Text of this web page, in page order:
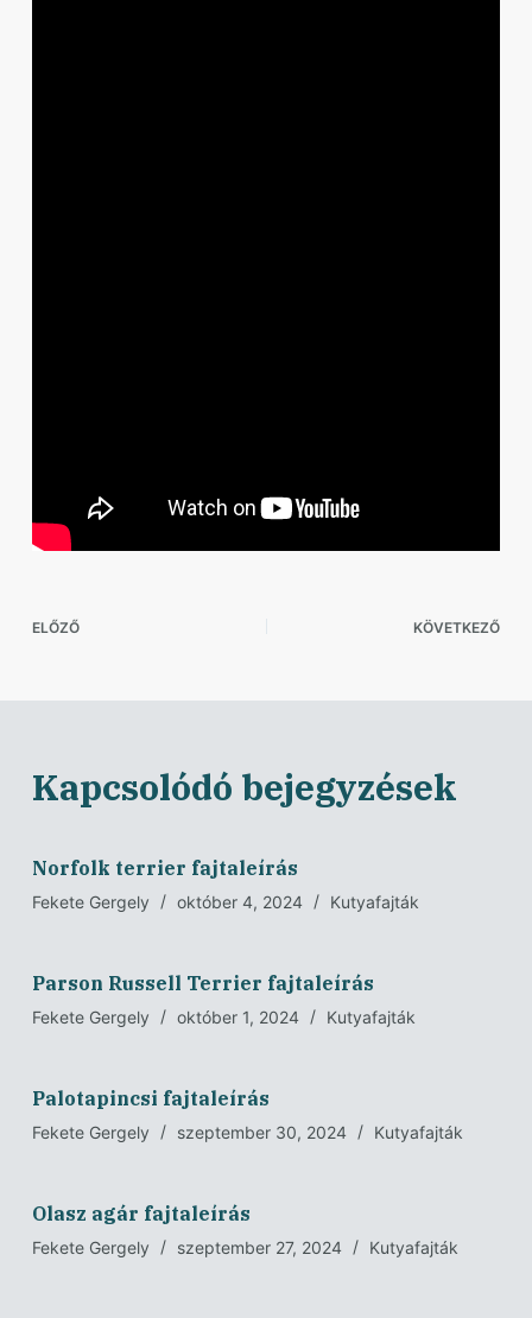
ELŐZŐ KÖVETKEZŐ
Kapcsolódó bejegyzések
Norfolk terrier fajtaleírás
Fekete Gergely október 4, 2024 Kutyafajták
Parson Russell Terrier fajtaleírás
Fekete Gergely október 1, 2024 Kutyafajták
Palotapincsi fajtaleírás
Fekete Gergely szeptember 30, 2024 Kutyafajták
Olasz agár fajtaleírás
Fekete Gergely szeptember 27, 2024 Kutyafajták